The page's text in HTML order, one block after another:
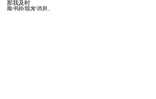
那我及时
脸书给我发消息。